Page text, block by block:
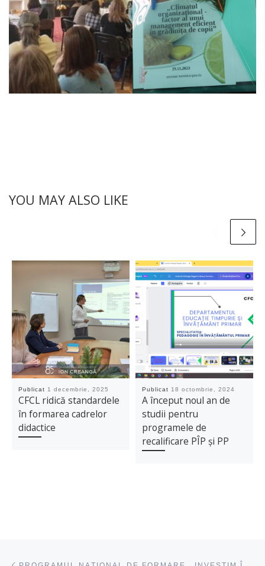
YOU MAY ALSO LIKE
Publicat 1 decembrie, 2025
CFCL ridică standardele
în formarea cadrelor
didactice
Publicat 18 octombrie, 2024
A început noul an de
studii pentru
programele de
recalificare PÎP și PP